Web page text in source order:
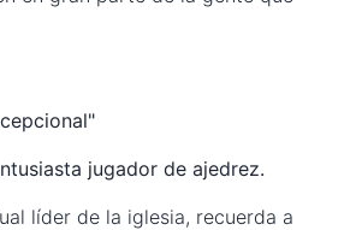
jugador de ajedrez.
líder de la iglesia, recuerda a